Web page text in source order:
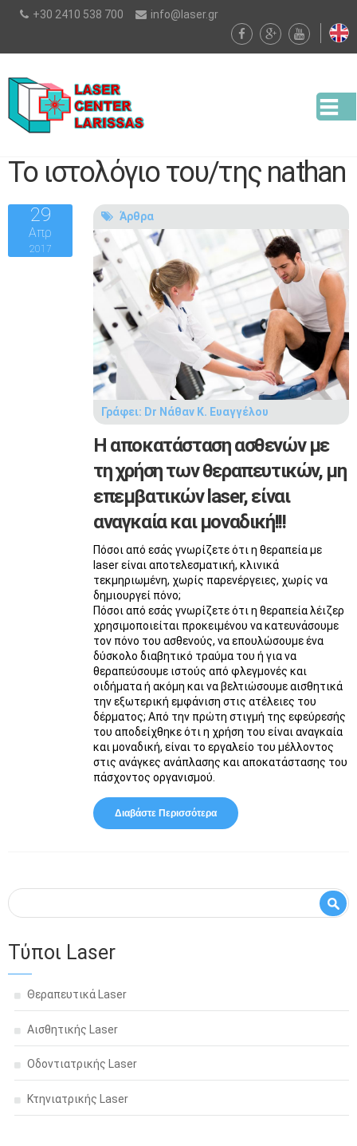
Παράκαμψη
προς το
περιεχόμενο
+30 2410 538 700 info@laser.gr
Το ιστολόγιο του/της nathan
29
Απρ
2017
Άρθρα
Γράφει: Dr Νάθαν Κ. Ευαγγέλου
Η αποκατάσταση ασθενών με
τη χρήση των θεραπευτικών, μη
επεμβατικών laser, είναι
αναγκαία και μοναδική!!!
Πόσοι από εσάς γνωρίζετε ότι η θεραπεία με
laser είναι αποτελεσματική, κλινικά
τεκμηριωμένη, χωρίς παρενέργειες, χωρίς να
δημιουργεί πόνο;
Πόσοι από εσάς γνωρίζετε ότι η θεραπεία λέιζερ
χρησιμοποιείται προκειμένου να κατευνάσουμε
τον πόνο του ασθενούς, να επουλώσουμε ένα
δύσκολο διαβητικό τραύμα του ή για να
θεραπεύσουμε ιστούς από φλεγμονές και
οιδήματα ή ακόμη και να βελτιώσουμε αισθητικά
την εξωτερική εμφάνιση στις ατέλειες του
δέρματος; Από την πρώτη στιγμή της εφεύρεσής
του αποδείχθηκε ότι η χρήση του είναι αναγκαία
και μοναδική, είναι το εργαλείο του μέλλοντος
στις ανάγκες ανάπλασης και αποκατάστασης του
πάσχοντος οργανισμού.
Διαβάστε Περισσότερα Για Η Αποκατάσταση
Ασθενών Με Τη Χρήση Των
Φόρμα αναζήτησης
Αναζήτηση
Τύποι Laser
Θεραπευτικά Laser
Αισθητικής Laser
Οδοντιατρικής Laser
Κτηνιατρικής Laser